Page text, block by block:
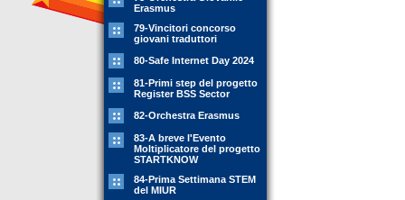
Erasmus
79-Vincitori concorso
giovani traduttori
80-Safe Internet Day 2024
81-Primi step del progetto
Register BSS Sector
82-Orchestra Erasmus
83-A breve l'Evento
Moltiplicatore del progetto
STARTKNOW
84-Prima Settimana STEM
del MIUR